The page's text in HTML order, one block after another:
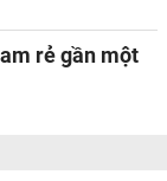
rẻ gần một